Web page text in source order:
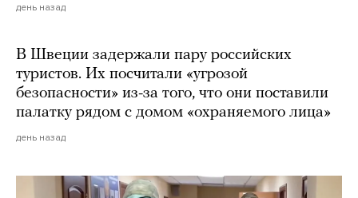
день назад
В Швеции задержали пару российских
туристов. Их посчитали «угрозой
безопасности» из-за того, что они поставили
палатку рядом с домом «охраняемого лица»
день назад